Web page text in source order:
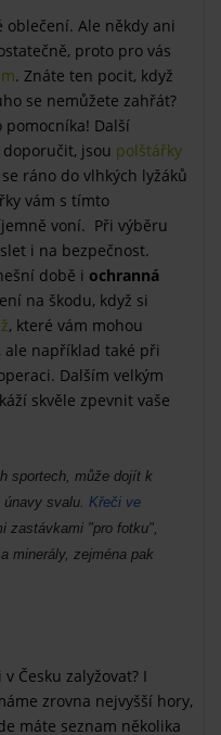
Ale někdy ani
proto pro vás
. Znáte ten pocit, když
se nemůžete zahřát?
pomocníka! Další
jsou polštářky
ráno do vlhkých lyžáků
vám s tímto
voní. Při výběru
i na bezpečnost.
době i ochranná
na škodu, když si
, které vám mohou
například také při
Dalším velkým
skvěle zpevnit vaše
sportech, může dojít k
svalu. Křeči ve
zastávkami "pro fotku",
minerály, zejména pak
Česku zalyžovat? I
zrovna nejvyšší hory,
máte seznam několika